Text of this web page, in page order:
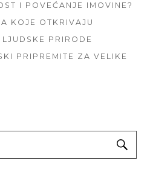
I POVEĆANJE IMOVINE?
KOJE OTKRIVAJU
PRIRODE
PRIPREMITE ZA VELIKE